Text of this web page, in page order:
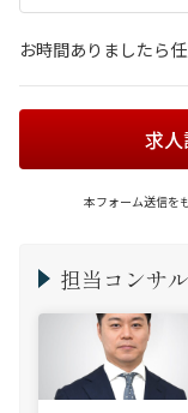
お時間ありましたら
求
本フォーム送信を
担当コンサ